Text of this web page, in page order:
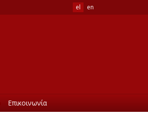
el en
Επικοινωνία